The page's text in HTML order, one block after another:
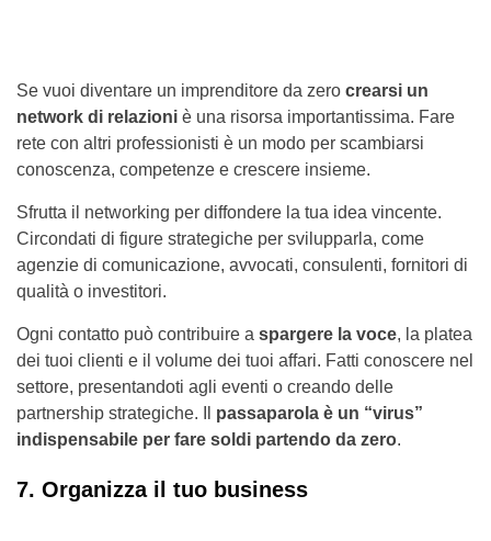
Se vuoi diventare un imprenditore da zero crearsi un
network di relazioni è una risorsa importantissima. Fare
rete con altri professionisti è un modo per scambiarsi
conoscenza, competenze e crescere insieme.
Sfrutta il networking per diffondere la tua idea vincente.
Circondati di figure strategiche per svilupparla, come
agenzie di comunicazione, avvocati, consulenti, fornitori di
qualità o investitori.
Ogni contatto può contribuire a spargere la voce, la platea
dei tuoi clienti e il volume dei tuoi affari. Fatti conoscere nel
settore, presentandoti agli eventi o creando delle
partnership strategiche. Il passaparola è un “virus”
indispensabile per fare soldi partendo da zero.
7. Organizza il tuo business